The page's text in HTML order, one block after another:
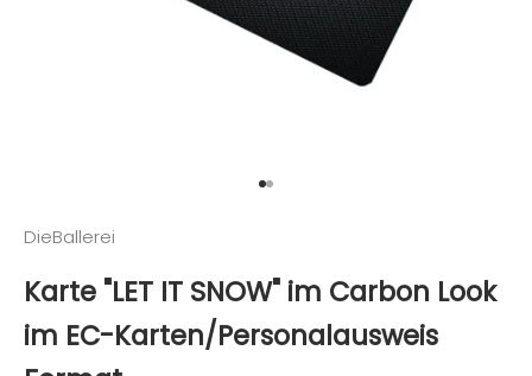
Gehe zu Element 1
Gehe zu Element 2
DieBallerei
Karte "LET IT SNOW" im Carbon Look
im EC-Karten/Personalausweis